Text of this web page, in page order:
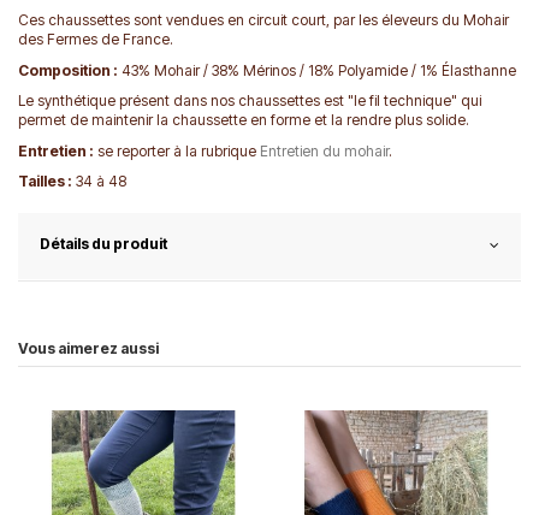
Ces chaussettes sont vendues en circuit court, par les éleveurs du Mohair
des Fermes de France.
Composition : 43% Mohair / 38% Mérinos / 18% Polyamide / 1% Élasthanne
Le synthétique présent dans nos chaussettes est "le fil technique" qui
permet de maintenir la chaussette en forme et la rendre plus solide.
Entretien : se reporter à la rubrique Entretien du mohair.
Tailles : 34 à 48
Détails du produit
Vous aimerez aussi